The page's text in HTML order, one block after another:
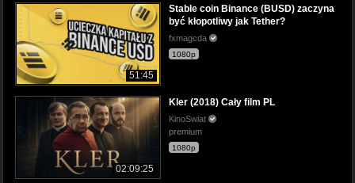
51:45
Stable coin Binance (BUSD) zaczyna
być kłopotliwy jak Tether?
fxmagcda
1080p
02:09:25
Kler (2018) Cały film PL
KinoSwiat
premium
1080p